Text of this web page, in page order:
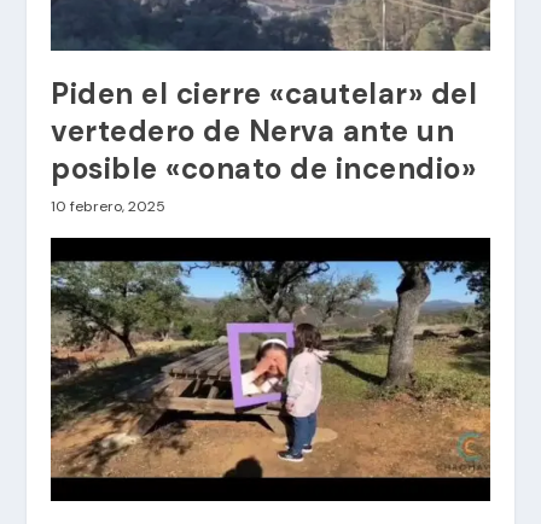
Piden el cierre «cautelar» del
vertedero de Nerva ante un
posible «conato de incendio»
10 febrero, 2025